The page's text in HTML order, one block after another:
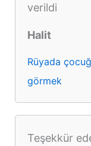
verildi
Halit
Rüyada
görmek
Teşekkür